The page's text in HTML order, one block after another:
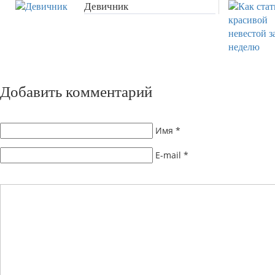
Девичник
Добавить комментарий
Имя *
E-mail *